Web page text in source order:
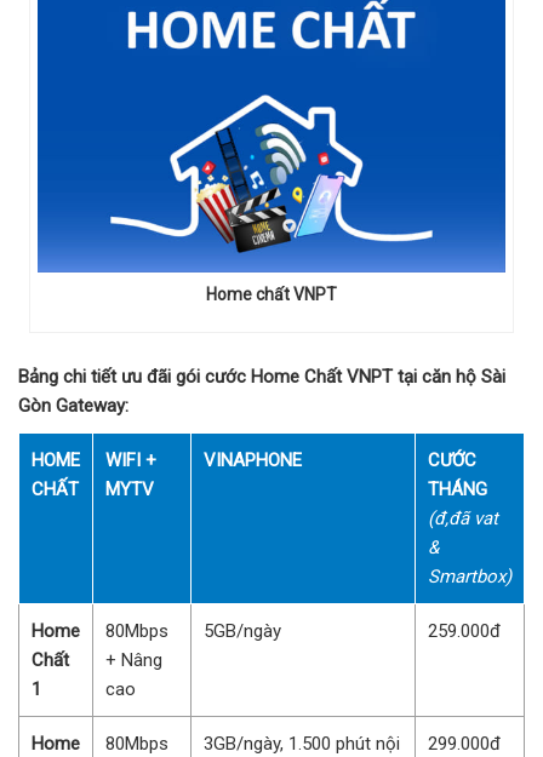
Home chất VNPT
Bảng chi tiết ưu đãi gói cước Home Chất VNPT tại căn hộ Sài
Gòn Gateway:
HOME
CHẤT
WIFI +
MYTV
VINAPHONE
CƯỚC
THÁNG
(đ,đã vat
&
Smartbox)
Home
Chất
1
80Mbps
+ Nâng
cao
5GB/ngày 259.000đ
Home
80Mbps
3GB/ngày, 1.500 phút nội
299.000đ